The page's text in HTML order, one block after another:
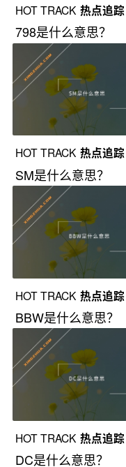
HOT TRACK 热点追踪
798是什么意思？
HOT TRACK 热点追踪
SM是什么意思？
HOT TRACK 热点追踪
BBW是什么意思？
HOT TRACK 热点追踪
DC是什么意思？